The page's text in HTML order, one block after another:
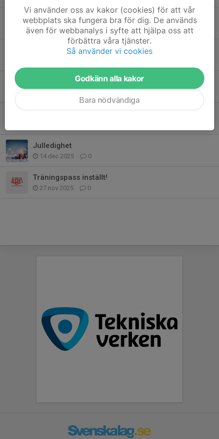
Inställd träning
6 maj, 21:43 0
Årets första uteträning
Påskuppehåll
Julledighet
14 dec 2025 0
Träningspass inställt!
27 nov 2025 0
Vi använder oss av kakor (cookies) för att vår
webbplats ska fungera bra för dig. De används
även för webbanalys i syfte att hjälpa oss att
förbättra våra tjänster.
Så använder vi cookies
Godkänn alla kakor
Bara nödvändiga